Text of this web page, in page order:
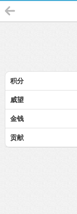
积分
威望
金钱
贡献